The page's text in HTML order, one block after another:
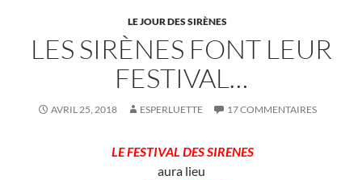
LE JOUR DES SIRÈNES
LES SIRÈNES FONT LEUR
FESTIVAL…
AVRIL 25, 2018 ESPERLUETTE 17 COMMENTAIRES
LE FESTIVAL DES SIRENES
aura lieu